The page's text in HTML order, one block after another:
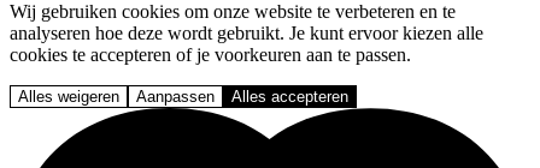
Wij gebruiken cookies om onze website te verbeteren en te
analyseren hoe deze wordt gebruikt. Je kunt ervoor kiezen alle
cookies te accepteren of je voorkeuren aan te passen.
Alles weigeren Aanpassen Alles accepteren